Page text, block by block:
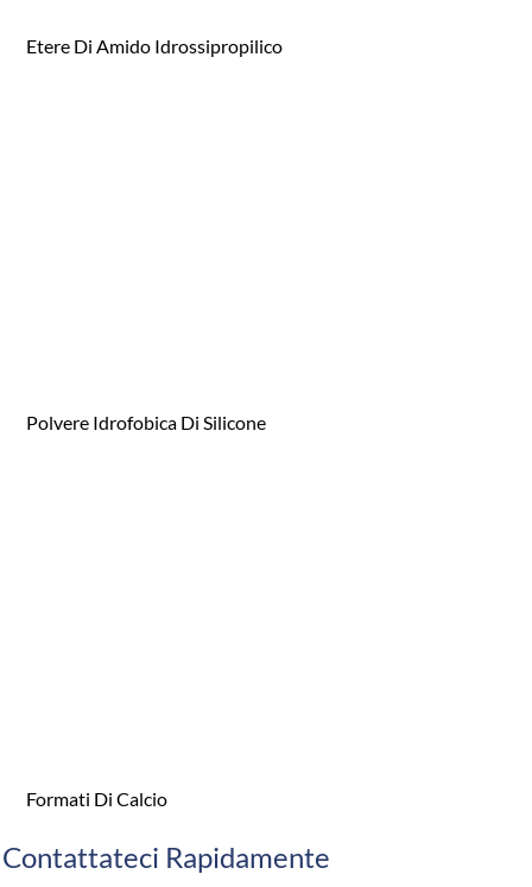
Etere Di Amido Idrossipropilico
Polvere Idrofobica Di Silicone
Formati Di Calcio
Contattateci Rapidamente